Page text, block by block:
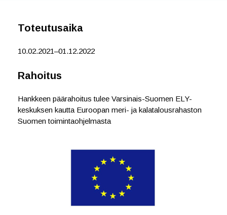
o
k
n
Toteutusaika
10.02.2021–01.12.2022
Rahoitus
Hankkeen päärahoitus tulee Varsinais-Suomen ELY-
keskuksen kautta Euroopan meri- ja kalatalousrahaston
Suomen toimintaohjelmasta